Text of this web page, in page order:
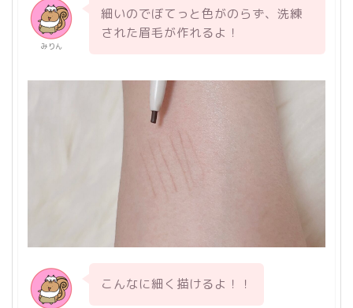
みりん
細いのでぼてっと色がのらず、洗練
された眉毛が作れるよ！
こんなに細く描けるよ！！